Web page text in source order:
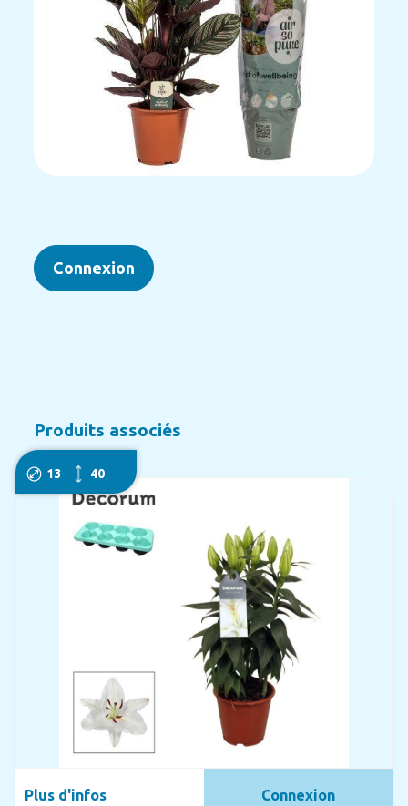
Connexion
Produits associés
13 40
Plus d'infos Connexion